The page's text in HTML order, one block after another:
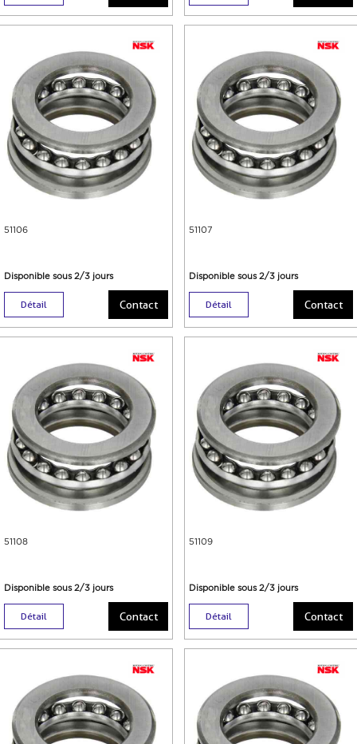
51106
Disponible sous 2/3 jours
Détail Contact
51107
Disponible sous 2/3 jours
Détail Contact
51108
Disponible sous 2/3 jours
Détail Contact
51109
Disponible sous 2/3 jours
Détail Contact